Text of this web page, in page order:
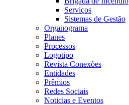
Serviços
Sistemas de Gestão
Organograma
Planes
Processos
Logotipo
Revista Conexões
Entidades
Prêmios
Redes Sociais
Noticias e Eventos